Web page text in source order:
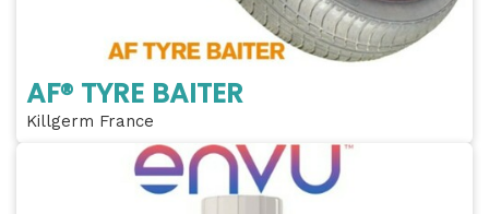
AF® TYRE BAITER
Killgerm France